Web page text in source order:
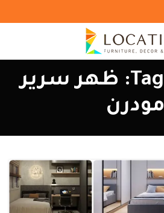
Tag Archives: ظهر سرير
مودرن